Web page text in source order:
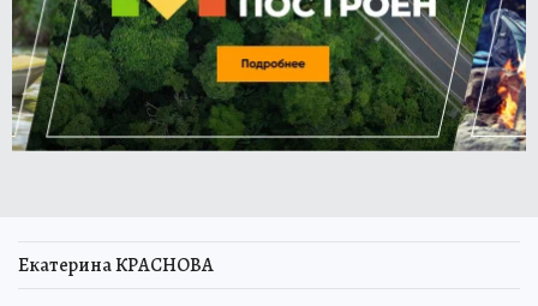
Екатерина КРАСНОВА